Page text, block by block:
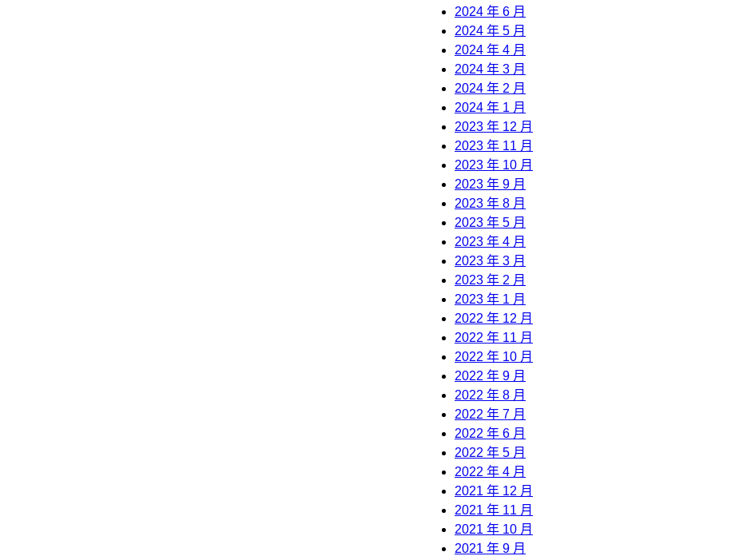
2024 年 6 月
2024 年 5 月
2024 年 4 月
2024 年 3 月
2024 年 2 月
2024 年 1 月
2023 年 12 月
2023 年 11 月
2023 年 10 月
2023 年 9 月
2023 年 8 月
2023 年 5 月
2023 年 4 月
2023 年 3 月
2023 年 2 月
2023 年 1 月
2022 年 12 月
2022 年 11 月
2022 年 10 月
2022 年 9 月
2022 年 8 月
2022 年 7 月
2022 年 6 月
2022 年 5 月
2022 年 4 月
2021 年 12 月
2021 年 11 月
2021 年 10 月
2021 年 9 月